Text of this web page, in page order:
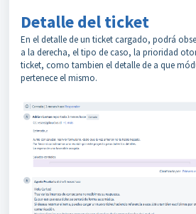
Detalle del ticket
En el detalle de un ticket cargado, podrá
a la derecha, el tipo de caso, la prioridad
ticket, como tambien el detalle de a que
pertenece el mismo.